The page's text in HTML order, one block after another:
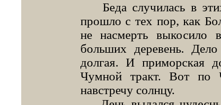
Беда случилась в
прошло с тех пор, как
не насмерть выкосило
больших деревень.
долгая. И приморская
Чумной тракт. Вот по
навстречу солнцу.